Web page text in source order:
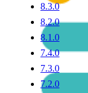
8.3.0
8.2.0
8.1.0
7.4.0
7.3.0
7.2.0